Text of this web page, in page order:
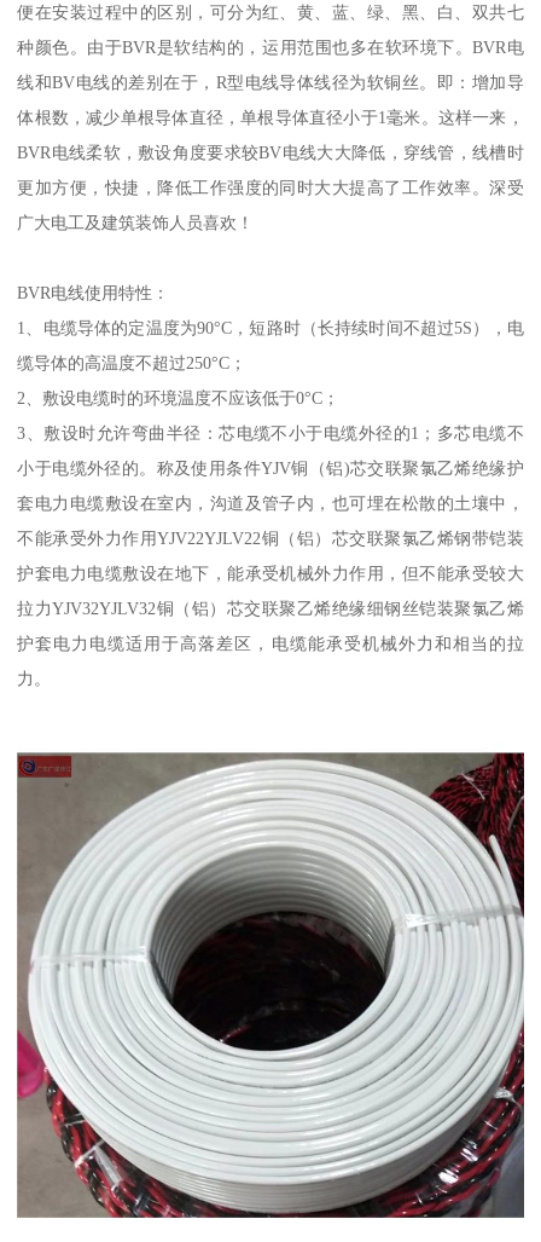
便在安装过程中的区别，可分为红、黄、蓝、绿、黑、白、双共七
种颜色。由于BVR是软结构的，运用范围也多在软环境下。BVR电
线和BV电线的差别在于，R型电线导体线径为软铜丝。即：增加导
体根数，减少单根导体直径，单根导体直径小于1毫米。这样一来，
BVR电线柔软，敷设角度要求较BV电线大大降低，穿线管，线槽时
更加方便，快捷，降低工作强度的同时大大提高了工作效率。深受
广大电工及建筑装饰人员喜欢！
BVR电线使用特性：
1、电缆导体的定温度为90°C，短路时（长持续时间不超过5S），电
缆导体的高温度不超过250°C；
2、敷设电缆时的环境温度不应该低于0°C；
3、敷设时允许弯曲半径：芯电缆不小于电缆外径的1；多芯电缆不
小于电缆外径的。称及使用条件YJV铜（铝)芯交联聚氯乙烯绝缘护
套电力电缆敷设在室内，沟道及管子内，也可埋在松散的土壤中，
不能承受外力作用YJV22YJLV22铜（铝）芯交联聚氯乙烯钢带铠装
护套电力电缆敷设在地下，能承受机械外力作用，但不能承受较大
拉力YJV32YJLV32铜（铝）芯交联聚乙烯绝缘细钢丝铠装聚氯乙烯
护套电力电缆适用于高落差区，电缆能承受机械外力和相当的拉
力。